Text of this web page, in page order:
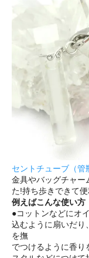
セントチューブ（管
金具やバッグチャー
た!持ち歩きできて便
例えばこんな使い方
●コットンなどにオ
込むように扇いだり
を撫
でつけるように香り